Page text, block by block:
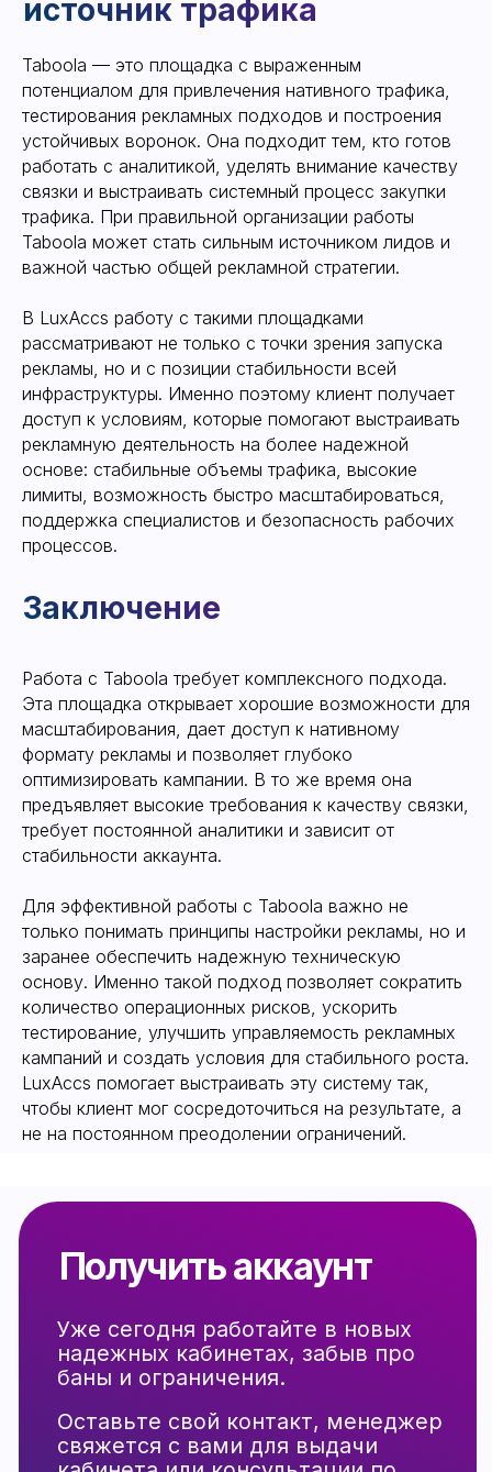
Taboola — это площадка с выраженным
потенциалом для привлечения нативного трафика,
тестирования рекламных подходов и построения
устойчивых воронок. Она подходит тем, кто готов
работать с аналитикой, уделять внимание качеству
связки и выстраивать системный процесс закупки
трафика. При правильной организации работы
Taboola может стать сильным источником лидов и
важной частью общей рекламной стратегии.
В LuxAccs работу с такими площадками
рассматривают не только с точки зрения запуска
рекламы, но и с позиции стабильности всей
инфраструктуры. Именно поэтому клиент получает
доступ к условиям, которые помогают выстраивать
рекламную деятельность на более надежной
основе: стабильные объемы трафика, высокие
лимиты, возможность быстро масштабироваться,
поддержка специалистов и безопасность рабочих
процессов.
Работа с Taboola требует комплексного подхода.
Эта площадка открывает хорошие возможности для
масштабирования, дает доступ к нативному
формату рекламы и позволяет глубоко
оптимизировать кампании. В то же время она
предъявляет высокие требования к качеству связки,
требует постоянной аналитики и зависит от
стабильности аккаунта.
Для эффективной работы с Taboola важно не
только понимать принципы настройки рекламы, но и
заранее обеспечить надежную техническую
основу. Именно такой подход позволяет сократить
количество операционных рисков, ускорить
тестирование, улучшить управляемость рекламных
кампаний и создать условия для стабильного роста.
LuxAccs помогает выстраивать эту систему так,
чтобы клиент мог сосредоточиться на результате, а
не на постоянном преодолении ограничений.